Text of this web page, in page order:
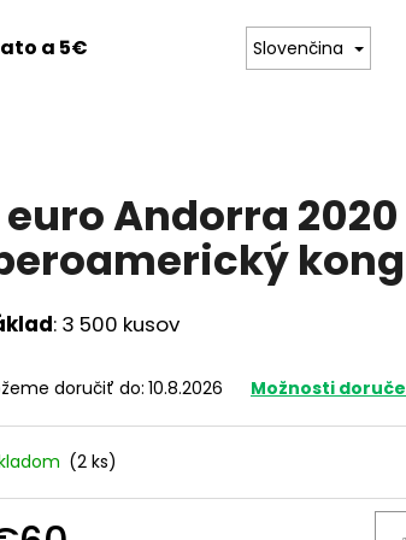
a 5€ Vzácne minceSlovenčina
euro Andorra
: 3 500 kusov
doručiť do: 10.8.2026 Možnosti
(2 ks)
HĽADAŤ
2 EURO LUXEMBURSKO 2026 - CENA